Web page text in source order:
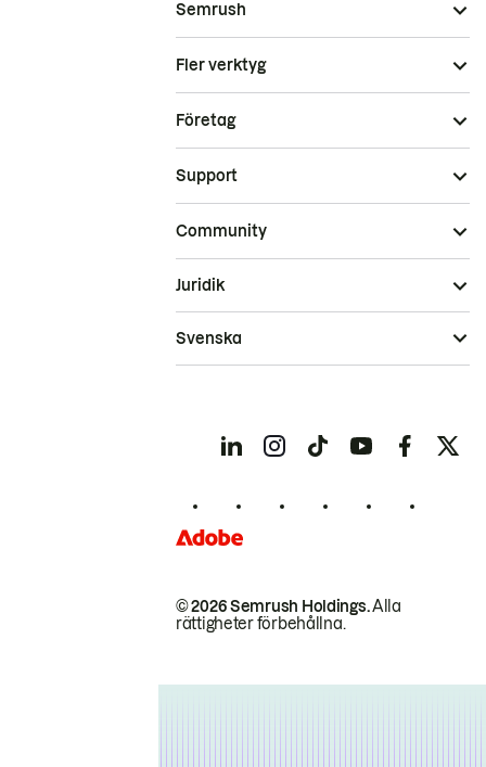
Semrush
Fler verktyg
Företag
Support
Community
© 2026 Semrush Holdings.Alla
rättigheter förbehållna.
Juridik
Svenska